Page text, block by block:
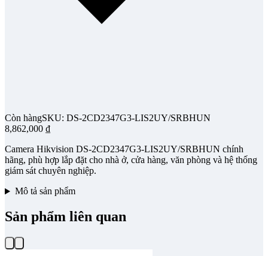
Còn hàngSKU: DS-2CD2347G3-LIS2UY/SRBHUN
8,862,000 ₫
Camera Hikvision DS-2CD2347G3-LIS2UY/SRBHUN chính
hãng, phù hợp lắp đặt cho nhà ở, cửa hàng, văn phòng và hệ thống
giám sát chuyên nghiệp.
Mô tả sản phẩm
Sản phẩm liên quan